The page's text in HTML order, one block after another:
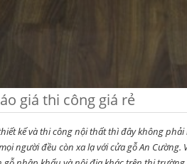
giá thi công giá rẻ
kế và thi công nội thất thì đây không
người đều còn xa lạ với cửa gỗ An